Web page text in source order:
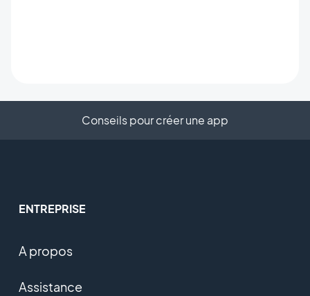
Conseils pour créer une app
ENTREPRISE
A propos
Assistance